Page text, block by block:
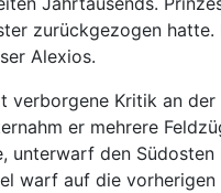
zurückgezogen
Alexios.
verborgene Kritik an
er mehrere
unterwarf den
warf auf die